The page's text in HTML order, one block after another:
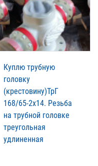
Куплю трубную
головку
(крестовину)ТрГ
168/65-2х14. Резьба
на трубной головке
треугольная
удлиненная